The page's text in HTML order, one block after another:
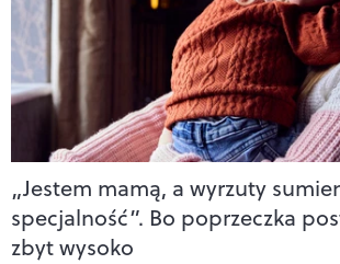
„Jestem mamą, a wyrzuty
specjalność”. Bo poprzeczka
zbyt wysoko